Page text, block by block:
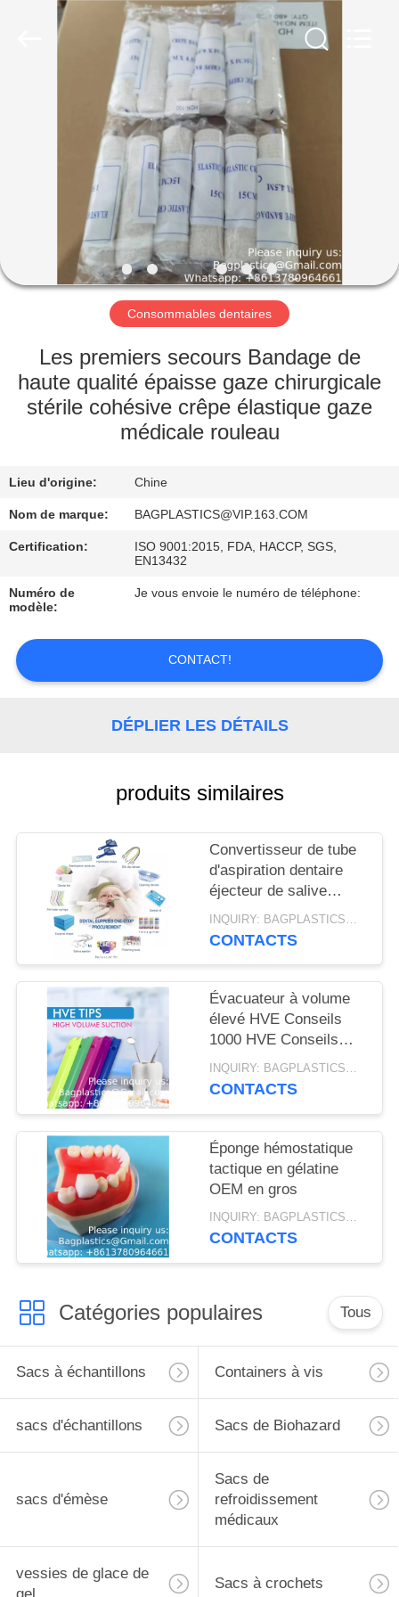
PRODUITS
SUJET
DE
NOUS
VISITE
D'USINE
CONTRÔLE
QUALITÉ
DEMANDEZ
UNE
CITATION
PLAN
CONFIDENTIALITÉ
Consommables dentaires
Les premiers secours Bandage de
haute qualité épaisse gaze chirurgicale
stérile cohésive crêpe élastique gaze
médicale rouleau
Lieu d'origine: Chine
Nom de marque: BAGPLASTICS@VIP.163.COM
Certification:
ISO 9001:2015, FDA, HACCP, SGS,
EN13432
Numéro de
modèle:
Je vous envoie le numéro de téléphone:
CONTACT!
DÉPLIER LES DÉTAILS
produits similaires
Convertisseur de tube
d'aspiration dentaire
éjecteur de salive
autoclavé Adaptateurs
d'aspiration dentaire
INQUIRY: BAGPLASTICS@GMAIL.COM MOQ:Je vous envoie le numéro de téléphone:
CONTACTS
Évacuateur à volume
élevé HVE Conseils
1000 HVE Conseils
d'aspiration Dentistique
Disposable Aspirateur
INQUIRY: BAGPLASTICS@GMAIL.COM MOQ:Je vous envoie le numéro de téléphone:
CONTACTS
Éponge hémostatique
tactique en gélatine
OEM en gros
INQUIRY: BAGPLASTICS@GMAIL.COM MOQ:Je vous envoie le numéro de téléphone:
CONTACTS
Catégories populaires Tous
Sacs à échantillons Containers à vis
sacs d'échantillons Sacs de Biohazard
sacs d'émèse
Sacs de
refroidissement
médicaux
vessies de glace de
Sacs à crochets